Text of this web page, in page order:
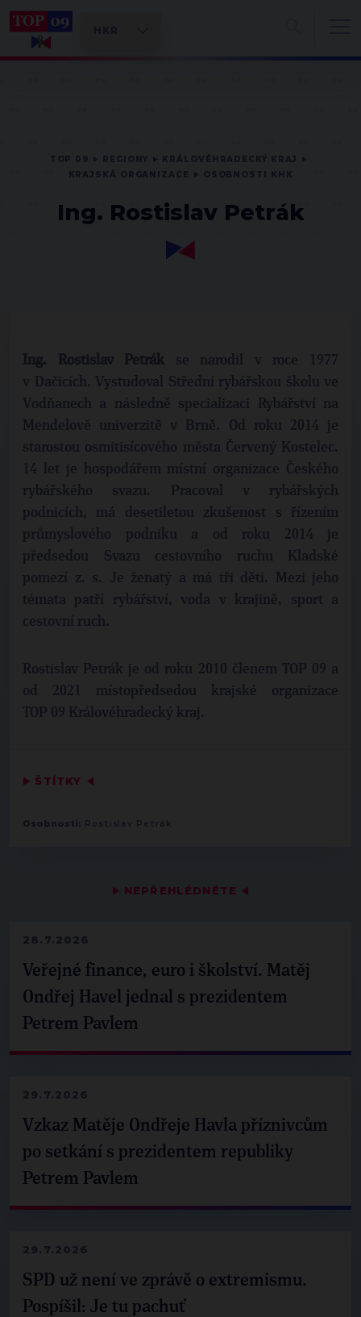
Ing. Rostislav Petrák
▶ NEPŘEHLÉDNĚTE ◀
28.7.2026
Veřejné finance, euro i školství. Matěj
Ondřej Havel jednal s prezidentem
Petrem Pavlem
29.7.2026
Vzkaz Matěje Ondřeje Havla příznivcům
po setkání s prezidentem republiky
Petrem Pavlem
29.7.2026
SPD už není ve zprávě o extremismu.
Pospíšil: Je tu pachuť
Ing. Rostislav Petrák se narodil v roce 1977
v Dačicích. Vystudoval Střední rybářskou školu ve
Vodňanech a následně specializaci Rybářství na
Mendelově univerzitě v Brně. Od roku 2014 je
starostou osmitisícového města Červený Kostelec.
14 let je hospodářem místní organizace Českého
rybářského svazu. Pracoval v rybářských
podnicích, má desetiletou zkušenost s řízením
průmyslového podniku a od roku 2014 je
předsedou Svazu cestovního ruchu Kladské
pomezí z. s. Je ženatý a má tři děti. Mezi jeho
témata patří rybářství, voda v krajině, sport a
cestovní ruch.
Rostislav Petrák je od roku 2010 členem TOP 09 a
od 2021 místopředsedou krajské organizace
TOP 09 Královéhradecký kraj.
▶ ŠTÍTKY ◀
Osobnosti: Rostislav Petrák